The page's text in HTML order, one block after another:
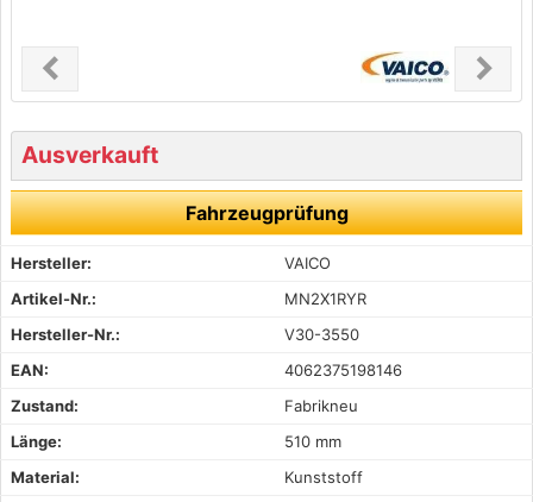
chevron_leftPrevious chevron_right
Next
Ausverkauft
Fahrzeugprüfung
Hersteller:
VAICO
Artikel-Nr.:
MN2X1RYR
Hersteller-Nr.:
V30-3550
EAN:
4062375198146
Zustand:
Fabrikneu
Länge:
510 mm
Material:
Kunststoff